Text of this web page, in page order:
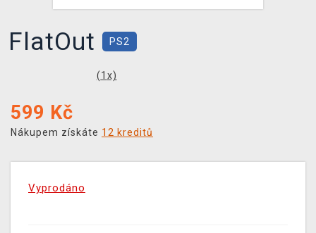
FlatOut PS2
(1 x)
599 Kč
Nákupem získáte 12 kreditů
Vyprodáno